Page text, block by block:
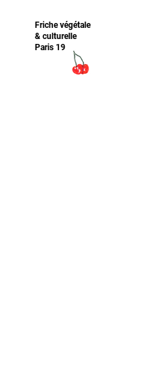
Friche​ végétale
& culturelle
Paris 19